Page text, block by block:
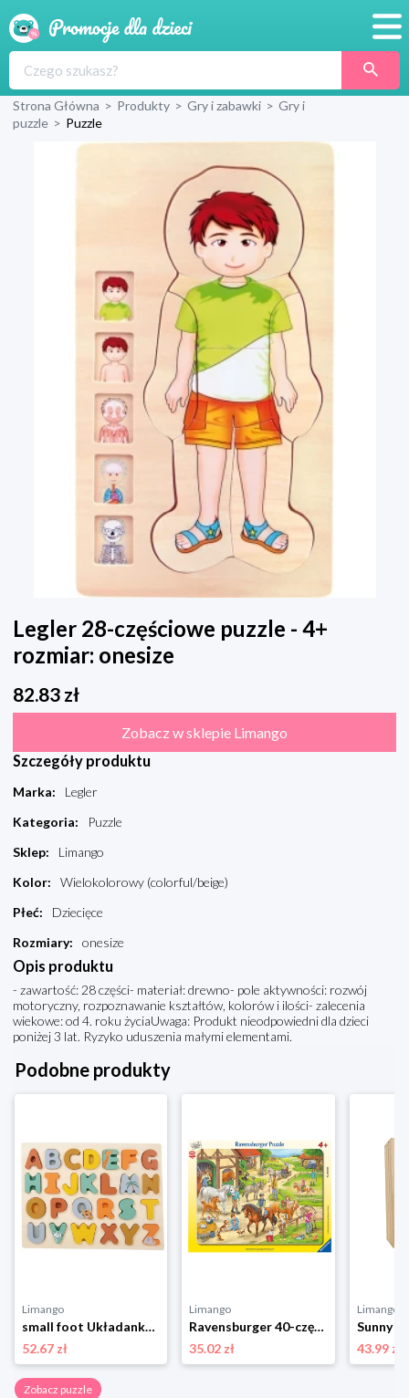
Produkty
Blog
Wyprawka
Strona Główna > Produkty > Gry i zabawki > Gry i
puzzle > Puzzle
Legler 28-częściowe puzzle - 4+
rozmiar: onesize
82.83 zł
Zobacz w sklepie Limango
Szczegóły produktu
Marka:
Legler
Kategoria:
Puzzle
Sklep:
Limango
Kolor:
Wielokolorowy (colorful/beige)
Płeć:
Dziecięce
Rozmiary: onesize
Opis produktu
- zawartość: 28 części- materiał: drewno- pole aktywności: rozwój
motoryczny, rozpoznawanie kształtów, kolorów i ilości- zalecenia
wiekowe: od 4. roku życiaUwaga: Produkt nieodpowiedni dla dzieci
poniżej 3 lat. Ryzyko uduszenia małymi elementami.
Podobne produkty
Limango
small foot Układanka "ABC Safari" - 2+ rozmiar: onesize
52.67 zł
Limango
Ravensburger 40-częściowe puzzle - 4+ rozmiar: onesize
35.02 zł
Limango
43.99 zł
Zobacz puzzle